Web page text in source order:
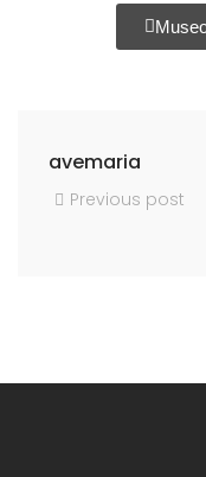
avemaria
Previous post